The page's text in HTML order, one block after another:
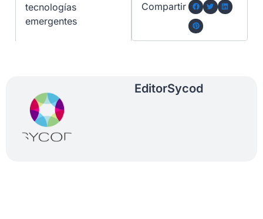
tecnologías
emergentes
Compartir
EditorSycod